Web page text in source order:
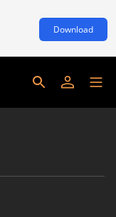
Download